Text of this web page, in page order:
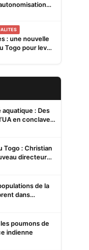
Kévé Edzi
: une nouvelle
Togo pour lever
aquatique : Des
en conclave à
la
Togo : Christian
directeur
de la
dans
Difoini,
poumons de
indienne